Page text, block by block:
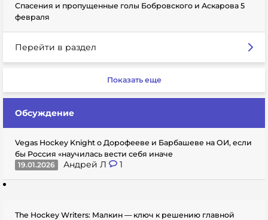
Спасения и пропущенные голы Бобровского и Аскарова 5
февраля
Перейти в раздел
Показать еще
Обсуждение
Vegas Hockey Knight о Дорофееве и Барбашеве на ОИ, если
бы Россия «научилась вести себя иначе
19.01.2026
Андрей Л 1
The Hockey Writers: Малкин — ключ к решению главной